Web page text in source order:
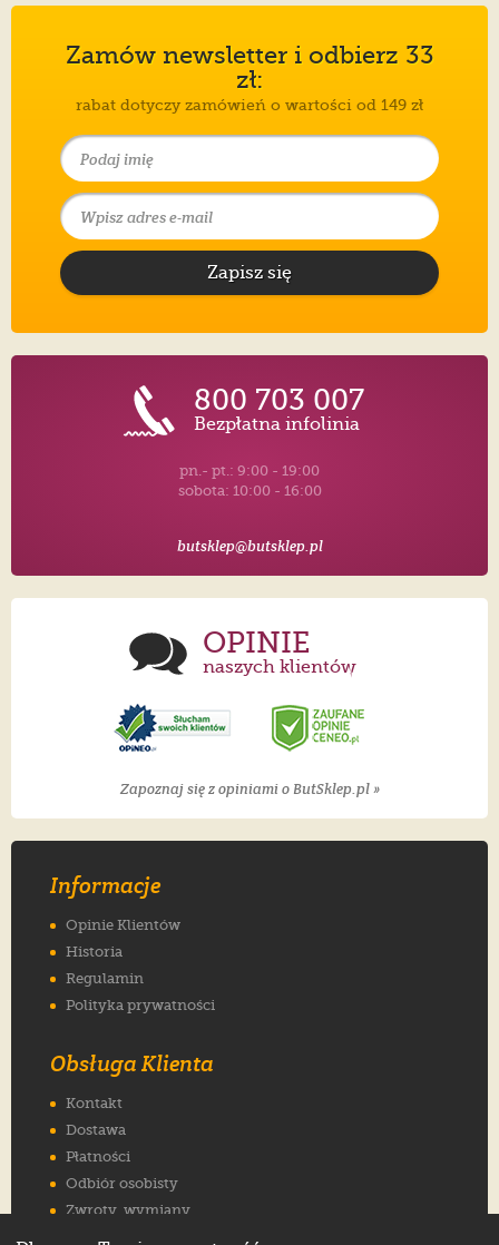
Zamów newsletter i odbierz 33
zł:
rabat dotyczy zamówień o wartości od 149 zł
Zapisz się
800 703 007
Bezpłatna infolinia
pn.- pt.: 9:00 - 19:00
sobota: 10:00 - 16:00
butsklep@butsklep.pl
OPINIE
naszych klientów
Zapoznaj się z opiniami o ButSklep.pl »
Informacje
Opinie Klientów
Historia
Regulamin
Polityka prywatności
Obsługa Klienta
Kontakt
Dostawa
Płatności
Odbiór osobisty
Zwroty, wymiany